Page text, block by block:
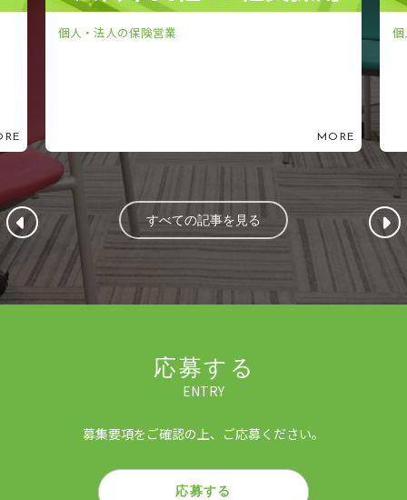
個人・法人の保険営業
MORE
すべての記事を見る
応募する
ENTRY
募集要項をご確認の上、ご応募ください。
応募する